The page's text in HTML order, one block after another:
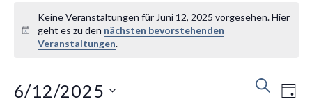
für
Juni
2025
Hinweis
Keine Veranstaltungen für Juni 12, 2025 vorgesehen. Hier
geht es zu den nächsten bevorstehenden
Veranstaltungen.
Suche
SUCHE
TAG
6/12/2025